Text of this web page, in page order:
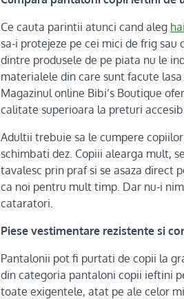
Ce cauta parintii atunci cand aleg
sa-i protejeze pe cei mici de frig
dintre produsele de pe piata nu le
materialele din care sunt facute
Magazinul online Bibi’s Boutique
calitate superioara la preturi
Adultii trebuie sa le cumpere
schimbati dez. Copiii alearga mult,
tavalesc prin praf si se asaza direct
ca noi pentru mult timp. Dar nu-i
cataratori.
Piese vestimentare rezistente si
Pantalonii pot fi purtati de copii la
din categoria pantaloni copii ieftini
toate exigentele, atat pe ale celor